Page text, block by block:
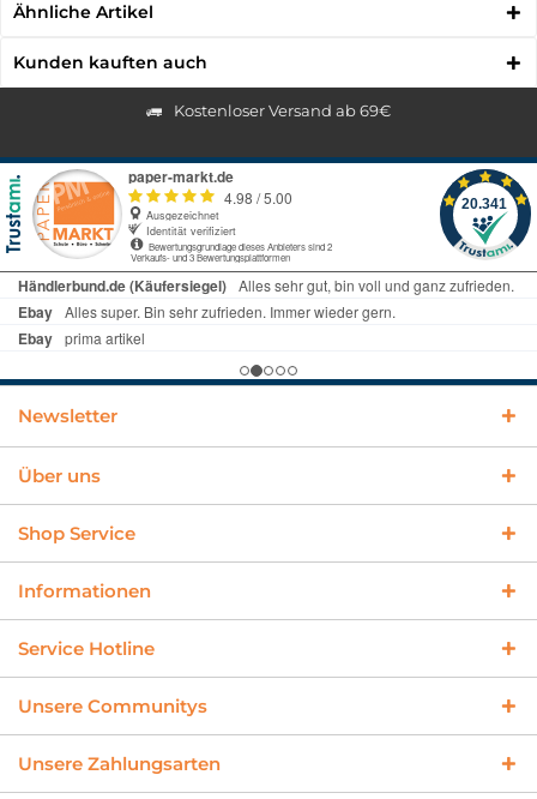
Ähnliche Artikel
Kunden kauften auch
Kostenloser Versand ab 69€
Newsletter
Über uns
Shop Service
Informationen
Service Hotline
Unsere Communitys
Unsere Zahlungsarten